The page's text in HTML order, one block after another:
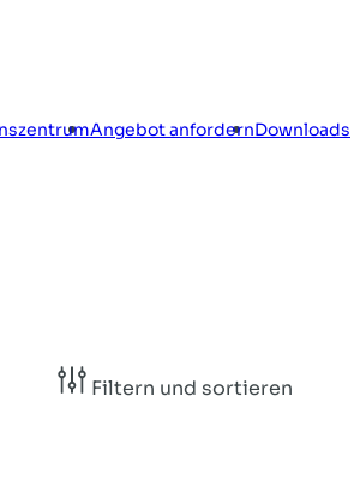
Downloads
Angebot anfordern
Filtern und sortieren